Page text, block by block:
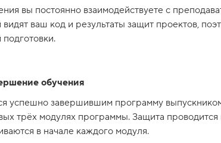
вы постоянно взаимодействуете с
видят ваш код и результаты защит проектов,
обучения
успешно завершившим программу
трёх модулях программы. Защита проводится
в начале каждого модуля.